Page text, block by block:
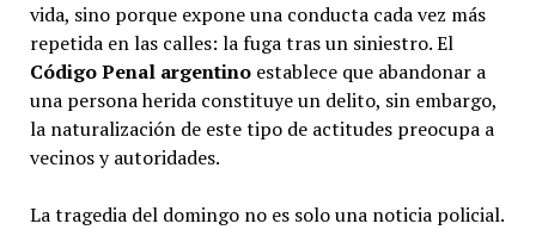
vida, sino porque expone una conducta cada vez más
repetida en las calles: la fuga tras un siniestro. El
Código Penal argentinoestablece que abandonar a
una persona herida constituye un delito, sin embargo,
la naturalización de este tipo de actitudes preocupa a
vecinos y autoridades.
La tragedia del domingo no es solo una noticia policial.